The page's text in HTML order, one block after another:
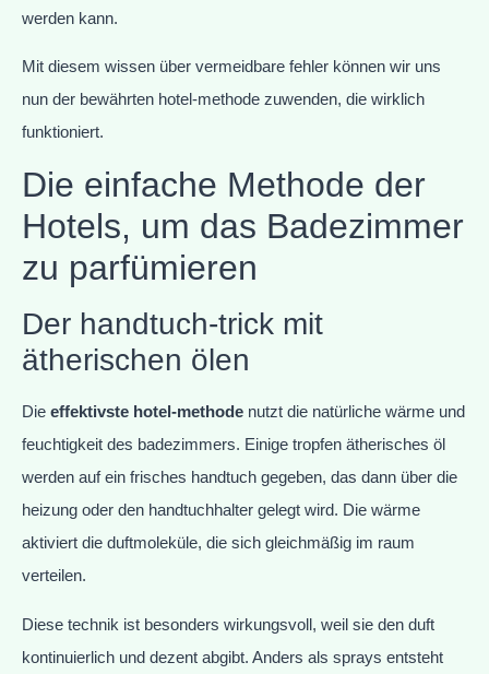
werden kann.
Mit diesem wissen über vermeidbare fehler können wir uns
nun der bewährten hotel-methode zuwenden, die wirklich
funktioniert.
Die einfache Methode der
Hotels, um das Badezimmer
zu parfümieren
Der handtuch-trick mit
ätherischen ölen
Die effektivste hotel-methode nutzt die natürliche wärme und
feuchtigkeit des badezimmers. Einige tropfen ätherisches öl
werden auf ein frisches handtuch gegeben, das dann über die
heizung oder den handtuchhalter gelegt wird. Die wärme
aktiviert die duftmoleküle, die sich gleichmäßig im raum
verteilen.
Diese technik ist besonders wirkungsvoll, weil sie den duft
kontinuierlich und dezent abgibt. Anders als sprays entsteht